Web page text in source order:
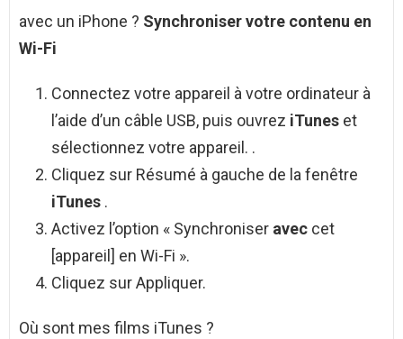
avec un iPhone ? Synchroniser votre contenu en
Wi-Fi
Connectez votre appareil à votre ordinateur à
l’aide d’un câble USB, puis ouvrez iTunes et
sélectionnez votre appareil. .
Cliquez sur Résumé à gauche de la fenêtre
iTunes .
Activez l’option « Synchroniser avec cet
[appareil] en Wi-Fi ».
Cliquez sur Appliquer.
Où sont mes films iTunes ?